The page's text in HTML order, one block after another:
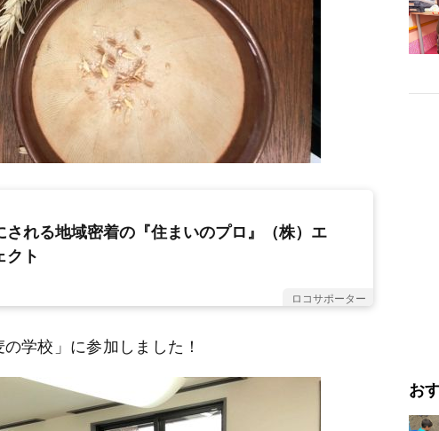
される地域密着の『住まいのプロ』（株）エ
クト
ロコサポーター
学校」に参加しました！
お